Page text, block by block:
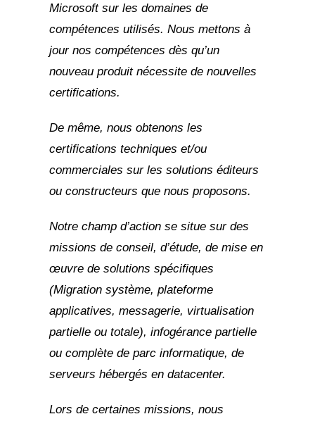
Microsoft sur les domaines de
compétences utilisés. Nous mettons à
jour nos compétences dès qu’un
nouveau produit nécessite de nouvelles
certifications.
De même, nous obtenons les
certifications techniques et/ou
commerciales sur les solutions éditeurs
ou constructeurs que nous proposons.
Notre champ d’action se situe sur des
missions de conseil, d’étude, de mise en
œuvre de solutions spécifiques
(Migration système, plateforme
applicatives, messagerie, virtualisation
partielle ou totale), infogérance partielle
ou complète de parc informatique, de
serveurs hébergés en datacenter.
Lors de certaines missions, nous